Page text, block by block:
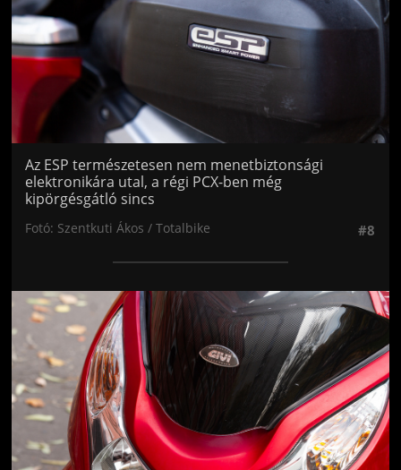
Az ESP természetesen nem menetbiztonsági
elektronikára utal, a régi PCX-ben még
kipörgésgátló sincs
Fotó: Szentkuti Ákos / Totalbike #8
Jön még kép!